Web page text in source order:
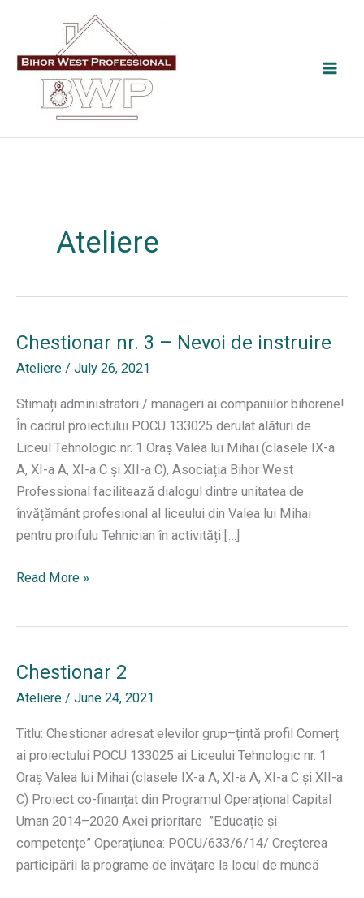
content
Ateliere
Chestionar nr. 3 – Nevoi de instruire
Ateliere / July 26, 2021
Stimați administratori / manageri ai companiilor bihorene!
În cadrul proiectului POCU 133025 derulat alături de
Liceul Tehnologic nr. 1 Oraș Valea lui Mihai (clasele IX-a
A, XI-a A, XI-a C și XII-a C), Asociația Bihor West
Professional facilitează dialogul dintre unitatea de
învățământ profesional al liceului din Valea lui Mihai
pentru proifulu Tehnician în activități […]
Chestionar
Nevoi
Read More »
Chestionar 2
Ateliere / June 24, 2021
Titlu: Chestionar adresat elevilor grup–țintă profil Comerț
ai proiectului POCU 133025 ai Liceului Tehnologic nr. 1
Oraș Valea lui Mihai (clasele IX-a A, XI-a A, XI-a C și XII-a
C) Proiect co-finanțat din Programul Operațional Capital
Uman 2014–2020 Axei prioritare ”Educație și
competențe” Operațiunea: POCU/633/6/14/ Creșterea
participării la programe de învățare la locul de muncă